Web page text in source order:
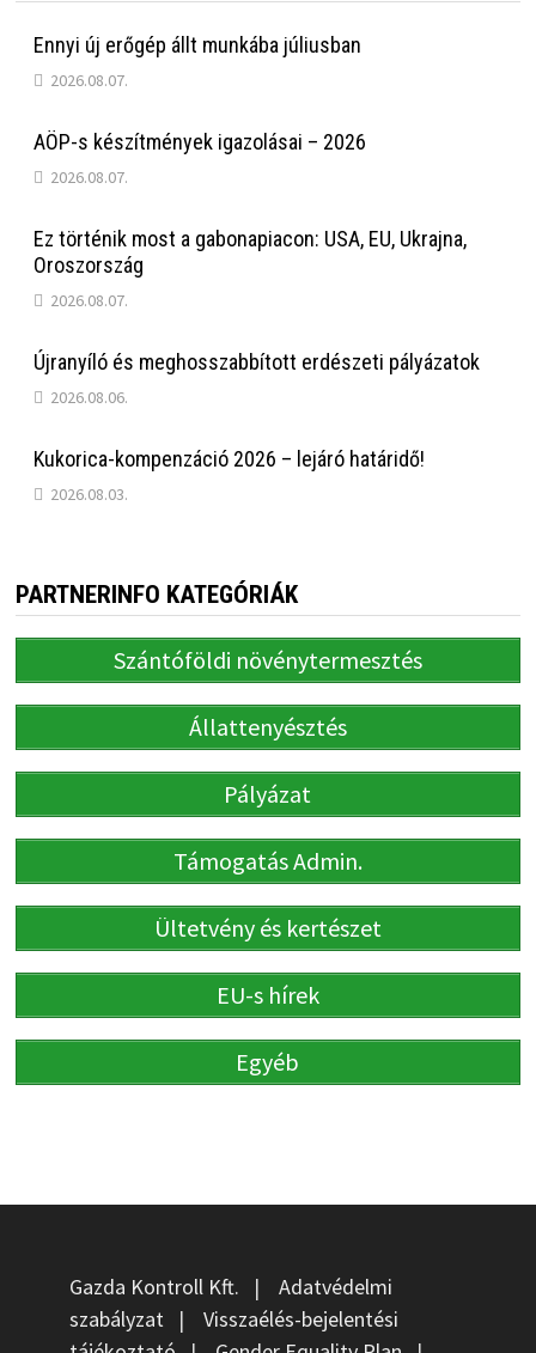
Ennyi új erőgép állt munkába júliusban
2026.08.07.
AÖP-s készítmények igazolásai – 2026
2026.08.07.
Ez történik most a gabonapiacon: USA, EU, Ukrajna,
Oroszország
2026.08.07.
Újranyíló és meghosszabbított erdészeti pályázatok
2026.08.06.
Kukorica-kompenzáció 2026 – lejáró határidő!
2026.08.03.
PARTNERINFO KATEGÓRIÁK
Szántóföldi növénytermesztés
Állattenyésztés
Pályázat
Támogatás Admin.
Ültetvény és kertészet
EU-s hírek
Egyéb
Gazda Kontroll Kft. | Adatvédelmi
szabályzat| Visszaélés-bejelentési